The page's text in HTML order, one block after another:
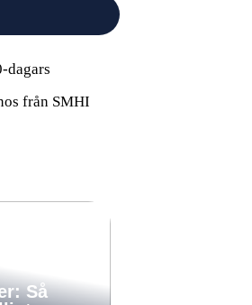
dagars
från SMHI
resor
Så